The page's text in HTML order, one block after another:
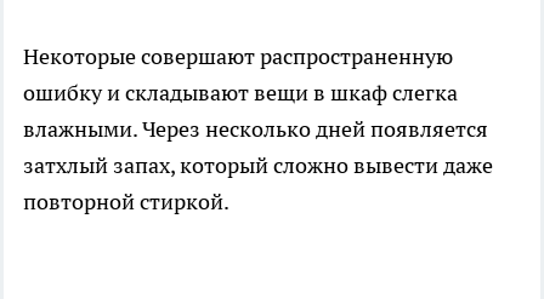
Некоторые совершают распространенную
ошибку и складывают вещи в шкаф слегка
влажными. Через несколько дней появляется
затхлый запах, который сложно вывести даже
повторной стиркой.